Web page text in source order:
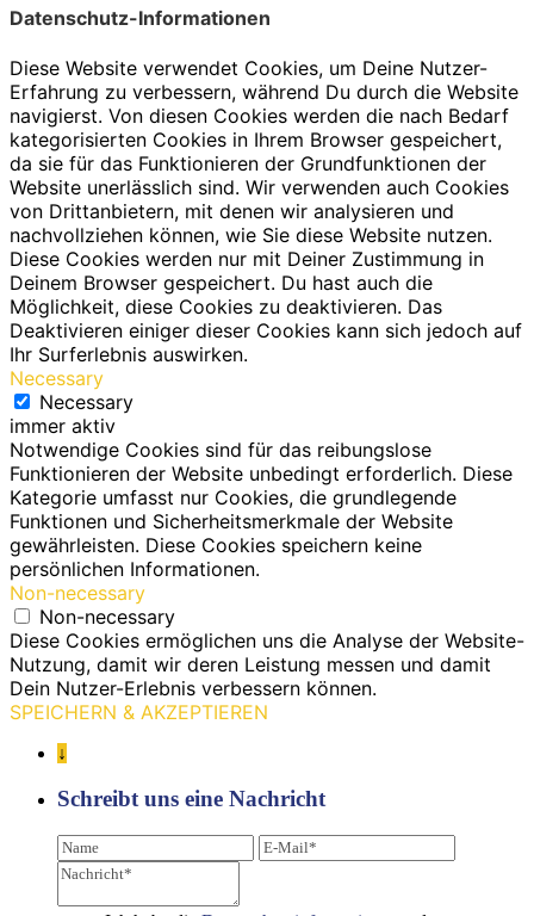
Datenschutz-Informationen
Diese Website verwendet Cookies, um Deine Nutzer-
Erfahrung zu verbessern, während Du durch die Website
navigierst. Von diesen Cookies werden die nach Bedarf
kategorisierten Cookies in Ihrem Browser gespeichert,
da sie für das Funktionieren der Grundfunktionen der
Website unerlässlich sind. Wir verwenden auch Cookies
von Drittanbietern, mit denen wir analysieren und
nachvollziehen können, wie Sie diese Website nutzen.
Diese Cookies werden nur mit Deiner Zustimmung in
Deinem Browser gespeichert. Du hast auch die
Möglichkeit, diese Cookies zu deaktivieren. Das
Deaktivieren einiger dieser Cookies kann sich jedoch auf
Ihr Surferlebnis auswirken.
Necessary
Necessary
immer aktiv
Notwendige Cookies sind für das reibungslose
Funktionieren der Website unbedingt erforderlich. Diese
Kategorie umfasst nur Cookies, die grundlegende
Funktionen und Sicherheitsmerkmale der Website
gewährleisten. Diese Cookies speichern keine
persönlichen Informationen.
Non-necessary
Non-necessary
Diese Cookies ermöglichen uns die Analyse der Website-
Nutzung, damit wir deren Leistung messen und damit
Dein Nutzer-Erlebnis verbessern können.
SPEICHERN & AKZEPTIEREN
↓
Schreibt uns eine Nachricht